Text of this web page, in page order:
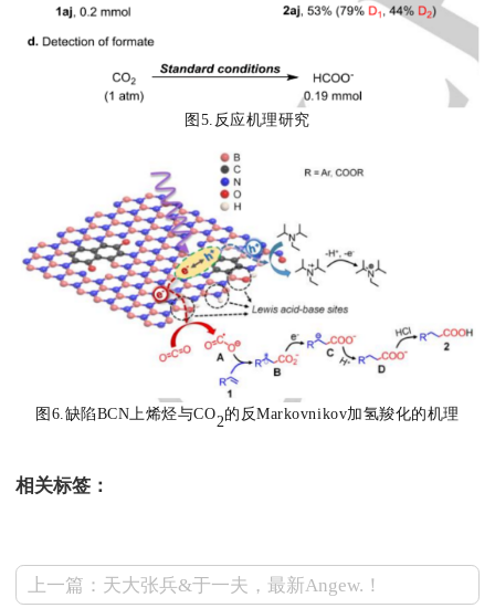
图5.反应机理研究
图6.缺陷BCN上烯烃与CO2的反Markovnikov加氢羧化的机理
相关标签：
上一篇：天大张兵&于一夫，最新Angew.！